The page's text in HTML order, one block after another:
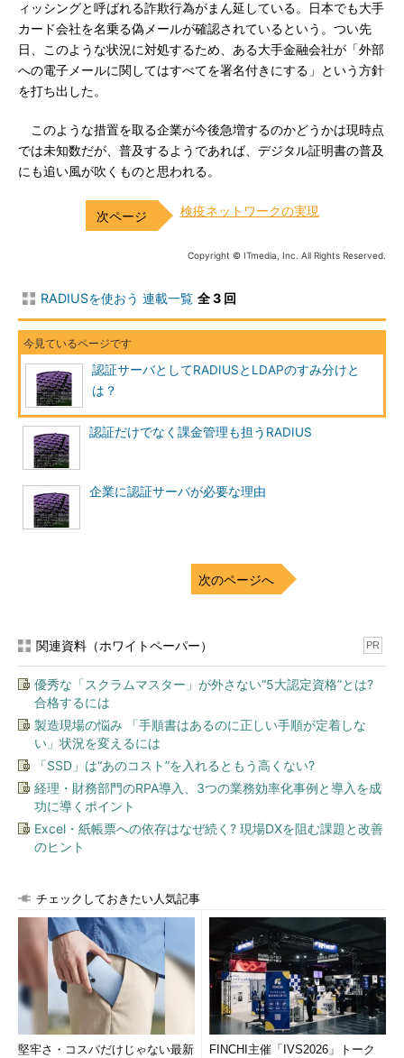
ィッシングと呼ばれる詐欺行為がまん延している。日本でも大手
カード会社を名乗る偽メールが確認されているという。つい先
日、このような状況に対処するため、ある大手金融会社が「外部
への電子メールに関してはすべてを署名付きにする」という方針
を打ち出した。
このような措置を取る企業が今後急増するのかどうかは現時点
では未知数だが、普及するようであれば、デジタル証明書の普及
にも追い風が吹くものと思われる。
検疫ネットワークの実現
Copyright © ITmedia, Inc. All Rights Reserved.
RADIUSを使おう 連載一覧 全 3 回
認証サーバとしてRADIUSとLDAPのすみ分けと
は？
認証だけでなく課金管理も担うRADIUS
企業に認証サーバが必要な理由
次のページへ
関連資料（ホワイトペーパー） PR
優秀な「スクラムマスター」が外さない“5大認定資格”とは?
合格するには
製造現場の悩み 「手順書はあるのに正しい手順が定着しな
い」状況を変えるには
「SSD」は“あのコスト”を入れるともう高くない?
経理・財務部門のRPA導入、3つの業務効率化事例と導入を成
功に導くポイント
Excel・紙帳票への依存はなぜ続く? 現場DXを阻む課題と改善
のヒント
チェックしておきたい人気記事
堅牢さ・コスパだけじゃない最新
FINCHI主催「IVS2026」トーク